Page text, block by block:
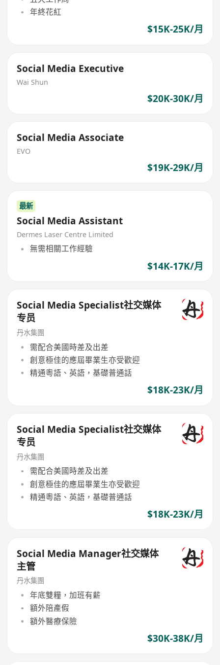
年終花紅
$15K-25K/月
Social Media Executive
Wai Shun
$20K-30K/月
Social Media Associate
EVO
$19K-29K/月
最新
Social Media Assistant
Dermes Laser Centre Limited
無需相關工作經驗
$14K-17K/月
Social Media Specialist社交媒体
专员
丹水集團
需配合美國時差及出差
創意極佳的應屆畢業生亦受歡迎
精通粵語、英語，基礎普通話
$18K-23K/月
Social Media Specialist社交媒体
专员
丹水集團
需配合美國時差及出差
創意極佳的應屆畢業生亦受歡迎
精通粵語、英語，基礎普通話
$18K-23K/月
Social Media Manager社交媒体
主管
丹水集團
年底雙糧，加班有薪
額外陪產假
額外醫療保險
$30K-38K/月